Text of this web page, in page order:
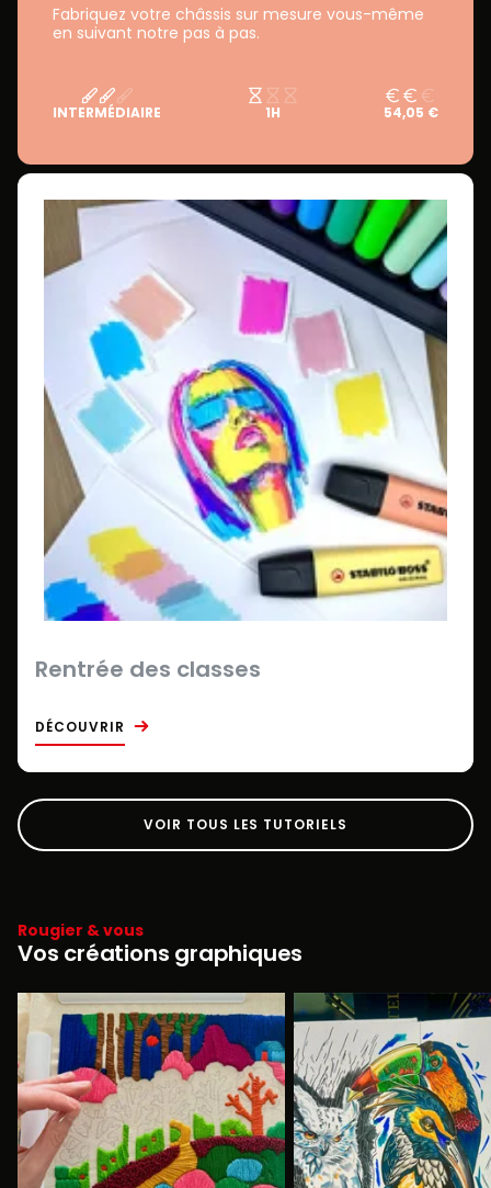
Fabriquez votre châssis sur mesure vous-même
en suivant notre pas à pas.
INTERMÉDIAIRE 1H 54,05 €
Rentrée des classes
DÉCOUVRIR
VOIR TOUS LES TUTORIELS
Rougier & vous
Vos créations graphiques